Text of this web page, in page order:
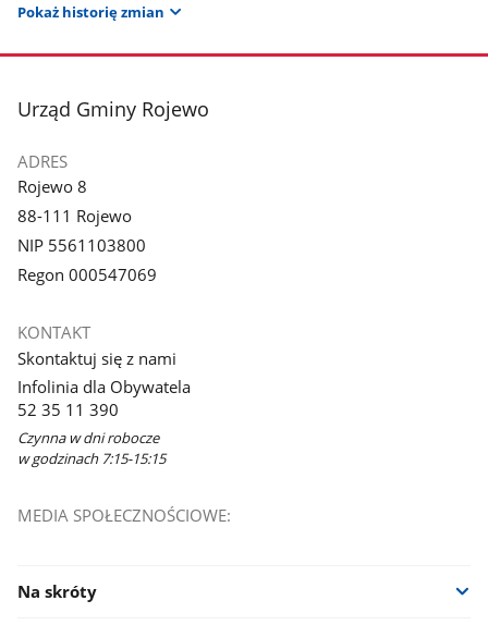
Pokaż historię zmian
stopka
Urząd Gminy Rojewo
ADRES
Rojewo 8
88-111 Rojewo
NIP 5561103800
Regon 000547069
KONTAKT
Skontaktuj się z nami
Infolinia dla Obywatela
52 35 11 390
Czynna w dni robocze
w godzinach 7:15-15:15
MEDIA SPOŁECZNOŚCIOWE:
Na skróty